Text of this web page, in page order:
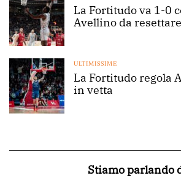
La Fortitudo va 1-0
Avellino da
ULTIMISSIME
La Fortitudo regola
in vetta
Stiamo parlando